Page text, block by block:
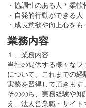
・協調性のある人＊柔軟
・自発的行動ができる人
・成長意欲や向上心をも
業務内容
１、業務内容
当社の提供する様々なフ
について、これまでの
実務を習得して頂きます。
そののち、実務経験や知
え、法人営業職・サイ